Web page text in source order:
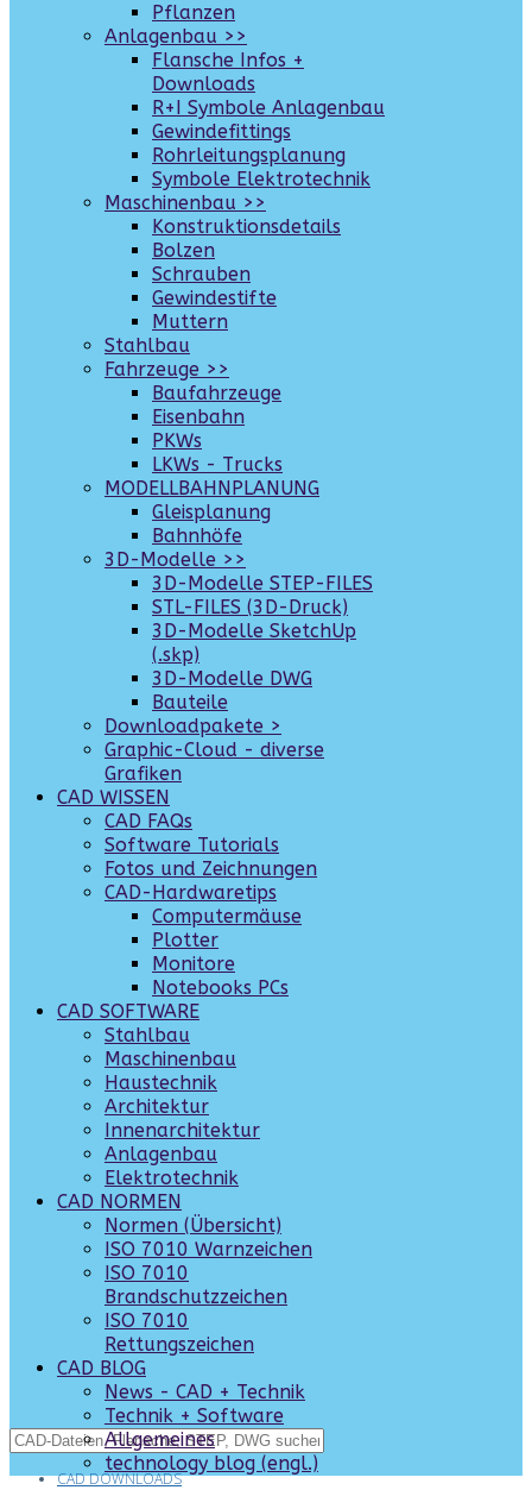
Pflanzen
Anlagenbau >>
Flansche Infos +
Downloads
R+I Symbole Anlagenbau
Gewindefittings
Rohrleitungsplanung
Symbole Elektrotechnik
Maschinenbau >>
Konstruktionsdetails
Bolzen
Schrauben
Gewindestifte
Muttern
Stahlbau
Fahrzeuge >>
Baufahrzeuge
Eisenbahn
PKWs
LKWs - Trucks
MODELLBAHNPLANUNG
Gleisplanung
Bahnhöfe
3D-Modelle >>
3D-Modelle STEP-FILES
STL-FILES (3D-Druck)
3D-Modelle SketchUp
(.skp)
3D-Modelle DWG
Bauteile
Downloadpakete >
Graphic-Cloud - diverse
Grafiken
CAD WISSEN
CAD FAQs
Software Tutorials
Fotos und Zeichnungen
CAD-Hardwaretips
Computermäuse
Plotter
Monitore
Notebooks PCs
CAD SOFTWARE
Stahlbau
Maschinenbau
Haustechnik
Architektur
Innenarchitektur
Anlagenbau
Elektrotechnik
CAD NORMEN
Normen (Übersicht)
ISO 7010 Warnzeichen
ISO 7010
Brandschutzzeichen
ISO 7010
Rettungszeichen
CAD BLOG
News - CAD + Technik
Technik + Software
Allgemeines
technology blog (engl.)
CAD DOWNLOADS